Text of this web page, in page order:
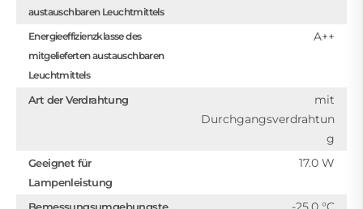
austauschbaren Leuchtmittels
Energieeffizienzklasse des
mitgelieferten austauschbaren
Leuchtmittels
A++
Art der Verdrahtung
mit
Durchgangsverdrahtun
g
Geeignet für
Lampenleistung
17.0 W